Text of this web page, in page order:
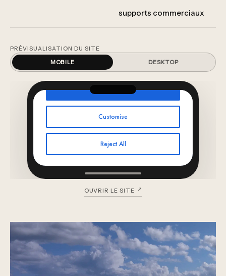
supports commerciaux
PRÉVISUALISATION DU SITE
MOBILE
DESKTOP
OUVRIR LE SITE